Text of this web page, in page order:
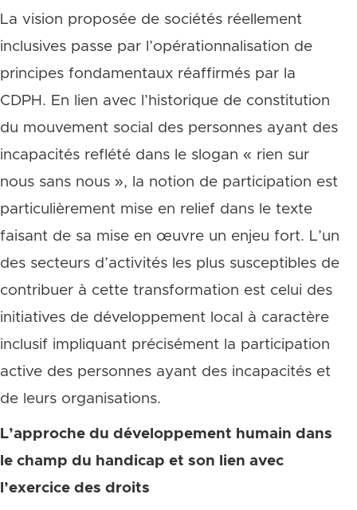
La vision proposée de sociétés réellement
inclusives passe par l’opérationnalisation de
principes fondamentaux réaffirmés par la
CDPH. En lien avec l’historique de constitution
du mouvement social des personnes ayant des
incapacités reflété dans le slogan « rien sur
nous sans nous », la notion de participation est
particulièrement mise en relief dans le texte
faisant de sa mise en œuvre un enjeu fort. L’un
des secteurs d’activités les plus susceptibles de
contribuer à cette transformation est celui des
initiatives de développement local à caractère
inclusif impliquant précisément la participation
active des personnes ayant des incapacités et
de leurs organisations.
L’approche du développement humain dans
le champ du handicap et son lien avec
l’exercice des droits